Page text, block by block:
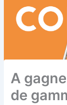
A
de